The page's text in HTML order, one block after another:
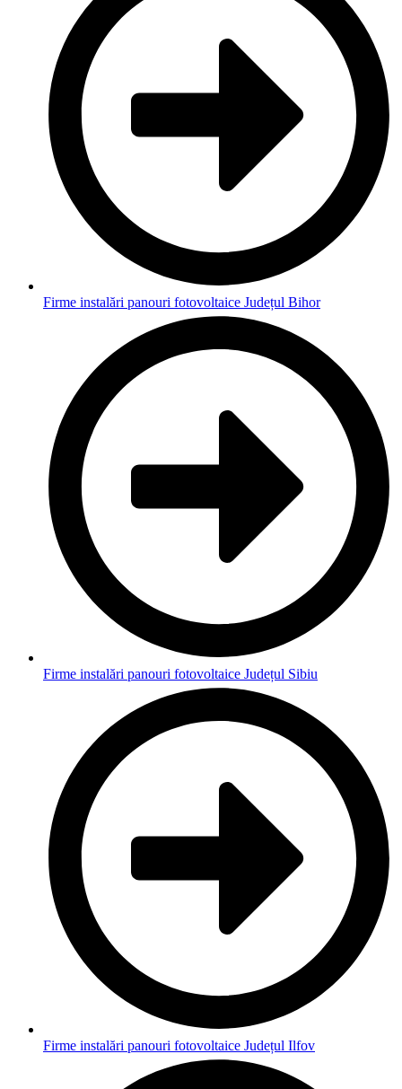
Firme instalări panouri fotovoltaice Județul Bihor
Firme instalări panouri fotovoltaice Județul Sibiu
Firme instalări panouri fotovoltaice Județul Ilfov